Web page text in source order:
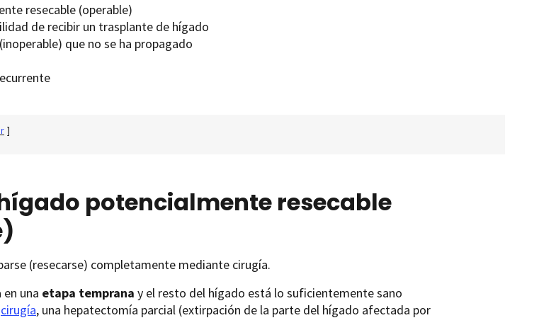
resecable (operable)
de recibir un trasplante de hígado
que no se ha propagado
]
potencialmente resecable
(resecarse) completamente mediante cirugía.
en una etapa temprana y el resto del hígado está lo suficientemente sano
cirugía, una hepatectomía parcial (extirpación de la parte del hígado afectada por